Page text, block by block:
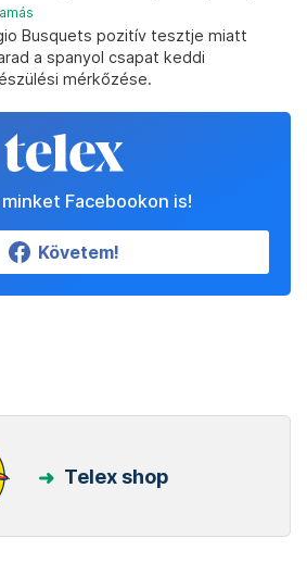
Busquets pozitív tesztje miatt
a spanyol csapat keddi
mérkőzése.
Facebookon is!
Követem!
Telex shop